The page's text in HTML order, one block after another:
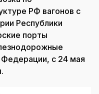
РФ вагонов с
Республики
порты
Федерации, с 24 мая